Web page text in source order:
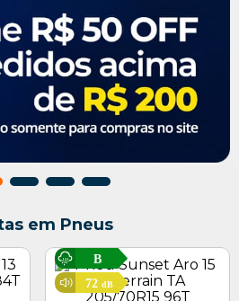
em Pneus
B
72 dB